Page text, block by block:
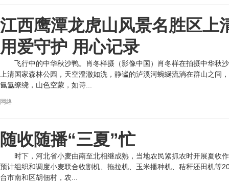
江西鹰潭龙虎山风景名胜区
用爱守护 用心记录
飞行中的中华秋沙鸭。肖冬样摄（影像中国）肖冬样在拍摄中华秋
上清国家森林公园，天空澄澈如洗，静谧的泸溪河蜿蜒流淌在群山之间
氤氲缭绕，山色空蒙，如诗...
网络
随收随播“三夏”忙
时下，河北省小麦由南至北相继成熟，当地农民紧抓农时开展夏收
预计组织和调度小麦联合收割机、拖拉机、玉米播种机、秸秆还田机等
台市南和区胡佃村，农...